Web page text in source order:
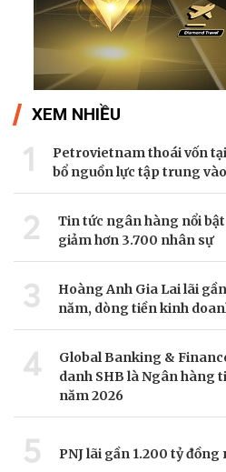
XEM NHIỀU
1
Petrovietnam thoái vốn
bổ nguồn lực tập trung
2
Tin tức ngân hàng nổi
giảm hơn 3.700 nhân sự
3
Hoàng Anh Gia Lai lãi
năm, dòng tiền kinh
4
Global Banking &
danh SHB là Ngân hàng
năm 2026
5 PNJ lãi gần 1.200 tỷ đồng